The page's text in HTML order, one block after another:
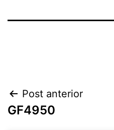
Post anterior
GF4950